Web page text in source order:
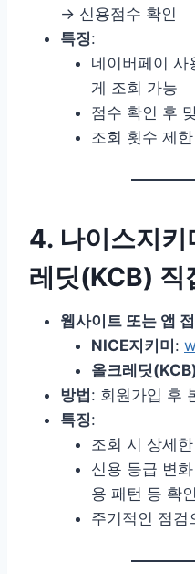
→ 신용점수 확인
특징:
네이버페이 사
게 조회 가능
점수 확인 후
조회 횟수 제
4. 나이스지
레딧(KCB) 직
웹사이트 또는 앱
NICE지키미:
올크레딧
방법: 회원가입 후
특징:
조회 시 상세
신용 등급 변
용 패턴 등 확
주기적인 점검